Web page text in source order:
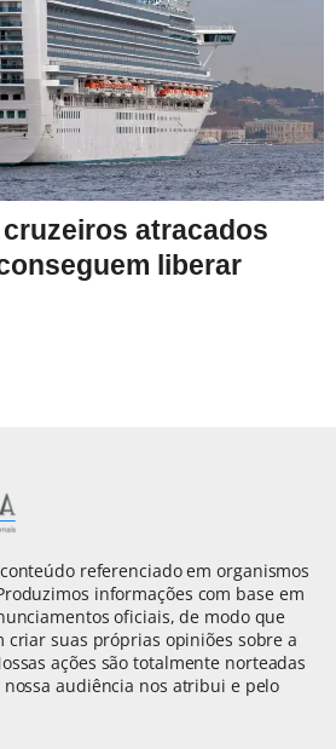
atracados
liberar
referenciado em organismos
informações com base em
oficiais, de modo que
criar suas próprias opiniões sobre a
ações são totalmente norteadas
audiência nos atribui e pelo